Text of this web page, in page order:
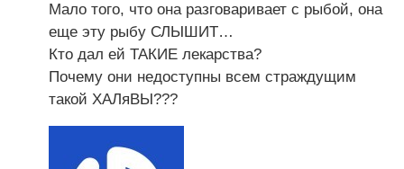
Мало того, что она разговаривает с рыбой, она
еще эту рыбу СЛЫШИТ…
Кто дал ей ТАКИЕ лекарства?
Почему они недоступны всем страждущим
такой ХАЛяВЫ???